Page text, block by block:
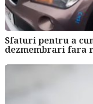
Sfaturi pentru a
dezmembrari fara